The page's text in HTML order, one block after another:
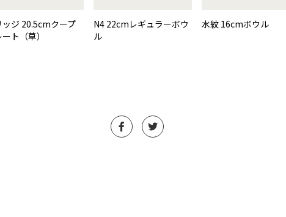
ッジ 20.5cmクープ
ト（草）
N4 22cmレギュラーボウ
ル
水紋 16cmボウル